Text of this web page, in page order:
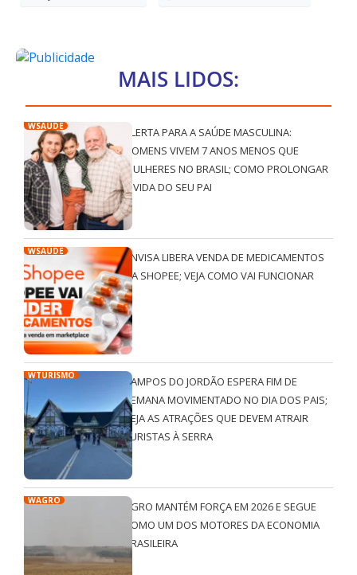
MAIS LIDOS:
WSAÚDE
ALERTA PARA A SAÚDE MASCULINA:
HOMENS VIVEM 7 ANOS MENOS QUE
MULHERES NO BRASIL; COMO PROLONGAR
A VIDA DO SEU PAI
WSAÚDE
ANVISA LIBERA VENDA DE MEDICAMENTOS
NA SHOPEE; VEJA COMO VAI FUNCIONAR
WTURISMO
CAMPOS DO JORDÃO ESPERA FIM DE
SEMANA MOVIMENTADO NO DIA DOS PAIS;
VEJA AS ATRAÇÕES QUE DEVEM ATRAIR
TURISTAS À SERRA
WAGRO
AGRO MANTÉM FORÇA EM 2026 E SEGUE
COMO UM DOS MOTORES DA ECONOMIA
BRASILEIRA